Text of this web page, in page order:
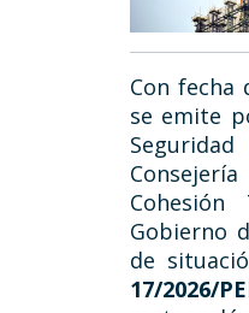
Con fecha
se emite
Gobierno
de
17/2026/